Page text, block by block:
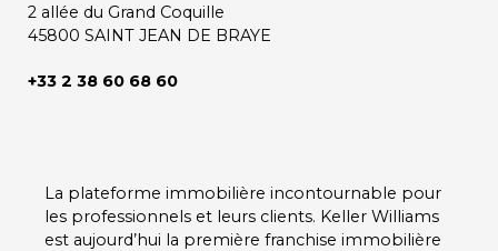
2 allée du Grand Coquille
45800 SAINT JEAN DE BRAYE
+33 2 38 60 68 60
La plateforme immobilière incontournable pour
les professionnels et leurs clients. Keller Williams
est aujourd’hui la première franchise immobilière